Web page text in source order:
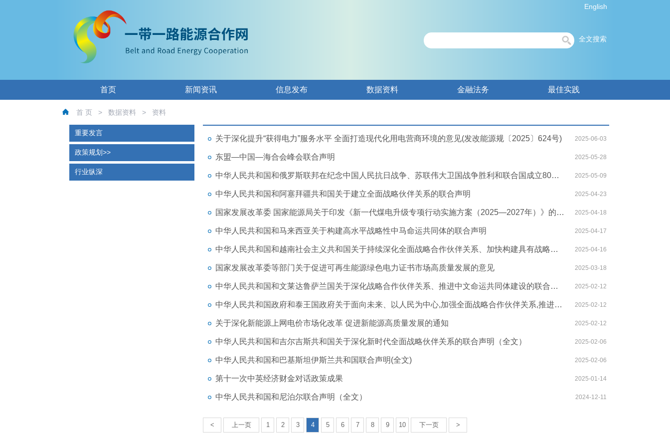
English
全文搜索
首页 新闻资讯 信息发布 数据资料 金融法务 最佳实践
首 页 > 数据资料 > 资料
重要发言
政策规划
行业纵深
关于深化提升“获得电力”服务水平 全面打造现代化用电营商环境的意见(发改能源规〔2025〕624号) 2025-06-03
东盟—中国—海合会峰会联合声明 2025-05-28
中华人民共和国和俄罗斯联邦在纪念中国人民抗日战争、苏联伟大卫国战争胜利和联合国成立80周年之际关于进一步深化中俄新时代全面战略协作伙伴关系的联合声明 2025-05-09
中华人民共和国和阿塞拜疆共和国关于建立全面战略伙伴关系的联合声明 2025-04-23
国家发展改革委 国家能源局关于印发《新一代煤电升级专项行动实施方案（2025—2027年）》的通知 2025-04-18
中华人民共和国和马来西亚关于构建高水平战略性中马命运共同体的联合声明 2025-04-17
中华人民共和国和越南社会主义共和国关于持续深化全面战略合作伙伴关系、加快构建具有战略意义的中越命运共同体的联合声明 2025-04-16
国家发展改革委等部门关于促进可再生能源绿色电力证书市场高质量发展的意见 2025-03-18
中华人民共和国和文莱达鲁萨兰国关于深化战略合作伙伴关系、推进中文命运共同体建设的联合声明（全文） 2025-02-12
中华人民共和国政府和泰王国政府关于面向未来、以人民为中心,加强全面战略合作伙伴关系,推进更为稳定、更加繁荣、更可持续的中泰命运共同体建设的联合声明(全文) 2025-02-12
关于深化新能源上网电价市场化改革 促进新能源高质量发展的通知 2025-02-12
中华人民共和国和吉尔吉斯共和国关于深化新时代全面战略伙伴关系的联合声明（全文） 2025-02-06
中华人民共和国和巴基斯坦伊斯兰共和国联合声明(全文) 2025-02-06
第十一次中英经济财金对话政策成果 2025-01-14
中华人民共和国和尼泊尔联合声明（全文） 2024-12-11
< 上一页 1 2 3 4 5 6 7 8 9 10 下一页 >